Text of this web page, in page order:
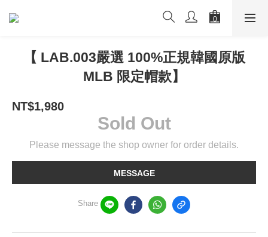
【 LAB.003嚴選 100%正規韓國原版
MLB 限定帽款】
NT$1,980
Sold Out
Please message the shop owner for order details.
MESSAGE
Share